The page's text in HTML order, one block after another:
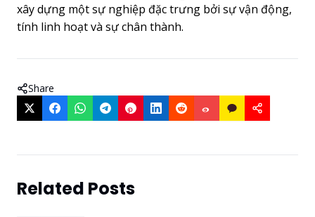
xây dựng một sự nghiệp đặc trưng bởi sự vận động,
tính linh hoạt và sự chân thành.
Share
Related Posts